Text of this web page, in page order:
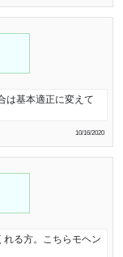
は基本適正に変えて
10/16/2020
る方。こちらモヘン